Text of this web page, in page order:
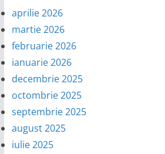
aprilie 2026
martie 2026
februarie 2026
ianuarie 2026
decembrie 2025
octombrie 2025
septembrie 2025
august 2025
iulie 2025